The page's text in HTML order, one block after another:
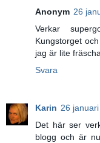
Anonym 26
Verkar
Kungstorget
jag är lite
Svara
Karin 26
Det här ser
blogg och är